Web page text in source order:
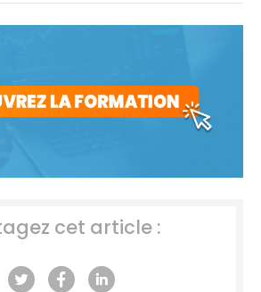
cet article :